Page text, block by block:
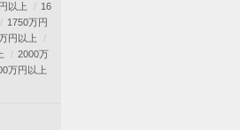
以上
16
1750万円
円以上
2000万
万円以上